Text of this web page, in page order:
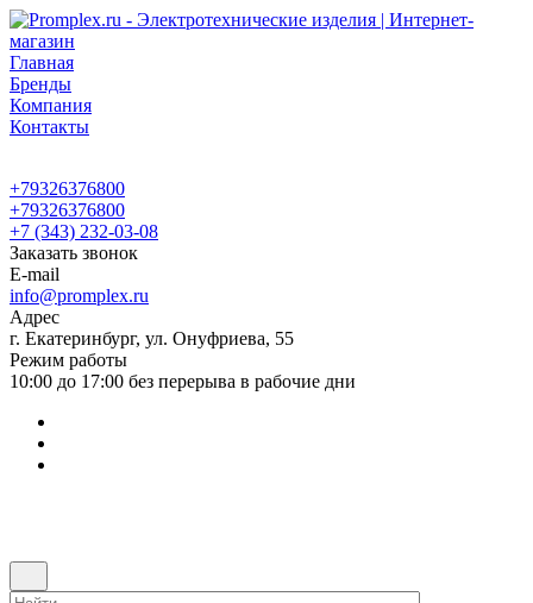
Главная
Бренды
Компания
Контакты
+79326376800
+79326376800
+7 (343) 232-03-08
Заказать звонок
E-mail
info@promplex.ru
Адрес
г. Екатеринбург, ул. Онуфриева, 55
Режим работы
10:00 до 17:00 без перерыва в рабочие дни